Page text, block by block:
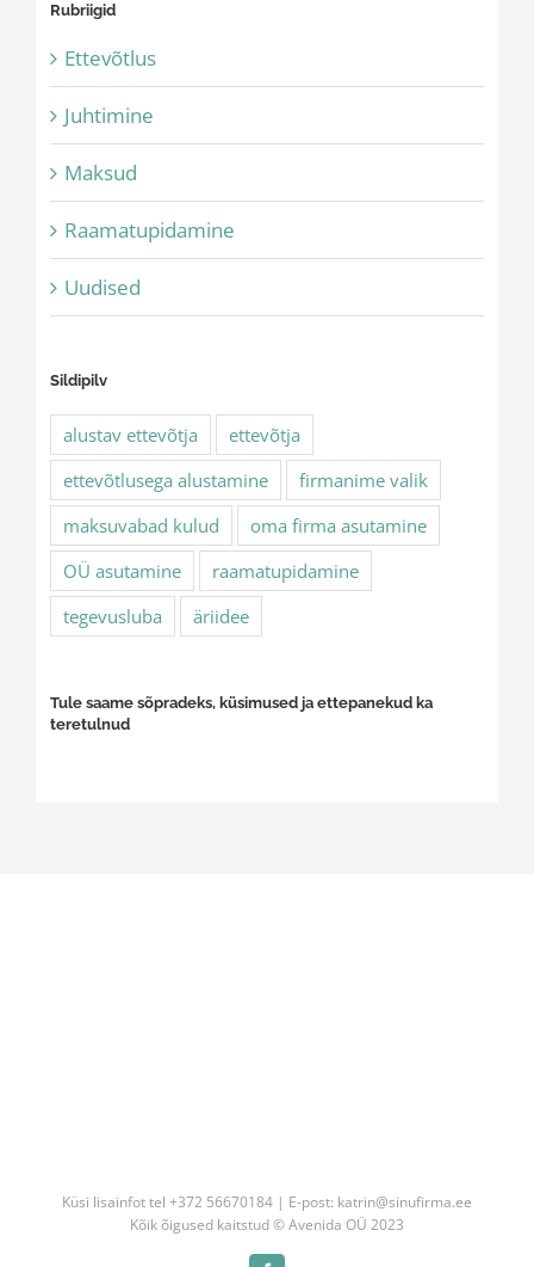
Rubriigid
Ettevõtlus
Juhtimine
Maksud
Raamatupidamine
Uudised
Sildipilv
alustav ettevõtja
ettevõtja
ettevõtlusega alustamine
firmanime valik
maksuvabad kulud
oma firma asutamine
OÜ asutamine
raamatupidamine
tegevusluba
äriidee
Tule saame sõpradeks, küsimused ja ettepanekud ka
teretulnud
Küsi lisainfot tel +372 56670184 | E-post: katrin@sinufirma.ee
Kõik õigused kaitstud © Avenida OÜ 2023